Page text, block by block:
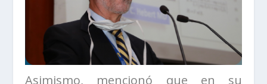
Asimismo, mencionó que en su